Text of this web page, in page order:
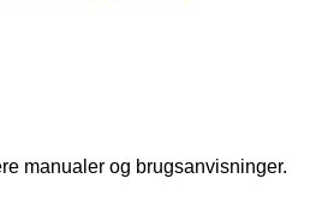
manualer og brugsanvisninger.